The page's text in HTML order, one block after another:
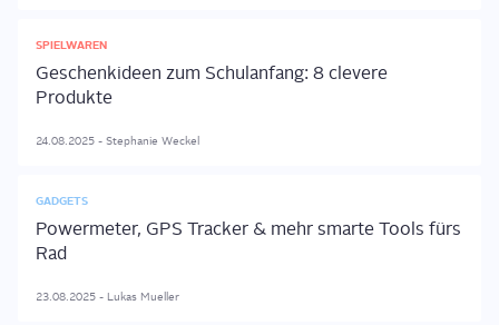
SPIELWAREN
Geschenkideen zum Schulanfang: 8 clevere
Produkte
24.08.2025 - Stephanie Weckel
GADGETS
Powermeter, GPS Tracker & mehr smarte Tools fürs
Rad
23.08.2025 - Lukas Mueller